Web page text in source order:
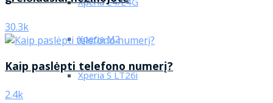
Xperia E4/E4G
Xperia M2
Xperia S LT26i
30.3k
Kaip paslėpti telefono numerį?
2.4k